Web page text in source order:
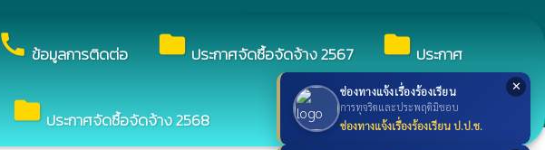
✕
ช่องทางแจ้งเรื่องร้องเรียน
การทุจริตและประพฤติมิชอบ
ช่องทางแจ้งเรื่องร้องเรียน ป.ป.ช.
call ข้อมูลการติดต่อ folder ประกาศจัดซื้อจัดจ้าง 2567 folder ประกาศ
folder ประกาศจัดซื้อจัดจ้าง 2568